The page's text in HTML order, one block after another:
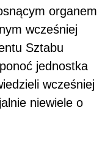
organem
wcześniej
Sztabu
jednostka
wcześniej
niewiele o